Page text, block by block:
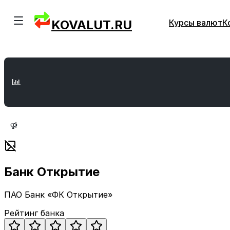
KOVALUT.RU Курсы валют
Банк Открытие
ПАО Банк «ФК Открытие»
Рейтинг банка